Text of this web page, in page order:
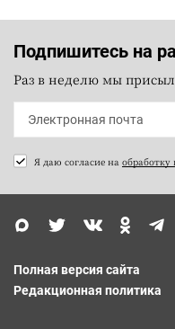
Подпишитесь на
Раз в неделю мы
Я даю согласие на обработку
Полная версия сайта
Редакционная политика